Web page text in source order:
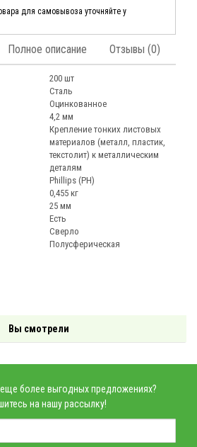
для самовывоза уточняйте у
Полное описание Отзывы (0)
200 шт
Сталь
Оцинкованное
4,2 мм
Крепление тонких листовых
материалов (металл, пластик,
текстолит) к металлическим
деталям
Phillips (PH)
0,455 кг
25 мм
Есть
Сверло
Полусферическая
Вы смотрели
более выгодных предложениях?
на нашу рассылку!